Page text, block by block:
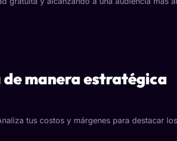
manera estratégica
tus costos y márgenes para destacar